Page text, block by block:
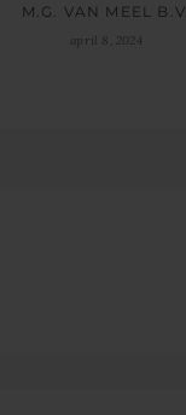
M.G. VAN MEEL B.V.
april 8, 2024